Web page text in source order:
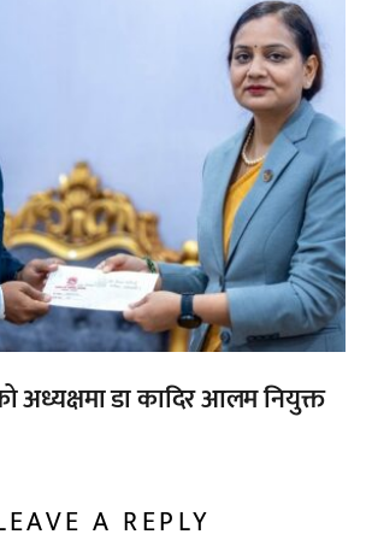
अध्यक्षमा डा कादिर आलम नियुक्त
A REPLY